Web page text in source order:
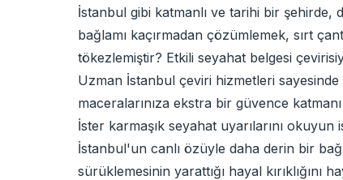
İstanbul gibi katmanlı ve tarihi bir
bağlamı kaçırmadan çözümlemek, sırt
tökezlemiştir? Etkili seyahat belgesi
Uzman İstanbul çeviri hizmetleri sayesinde
maceralarınıza ekstra bir güvence
İster karmaşık seyahat uyarılarını
İstanbul'un canlı özüyle daha derin bir
sürüklemesinin yarattığı hayal kırıklığını